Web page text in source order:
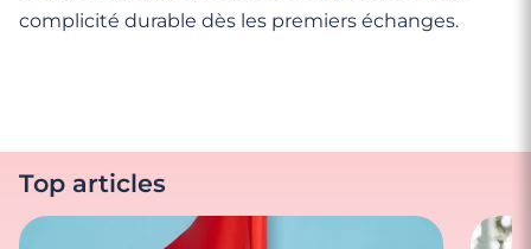
complicité durable dès les premiers échanges.
Top articles